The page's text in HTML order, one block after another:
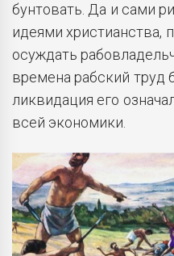
бунтовать. Да и сами
идеями христианства,
осуждать
времена рабский труд
ликвидация его
всей экономики.